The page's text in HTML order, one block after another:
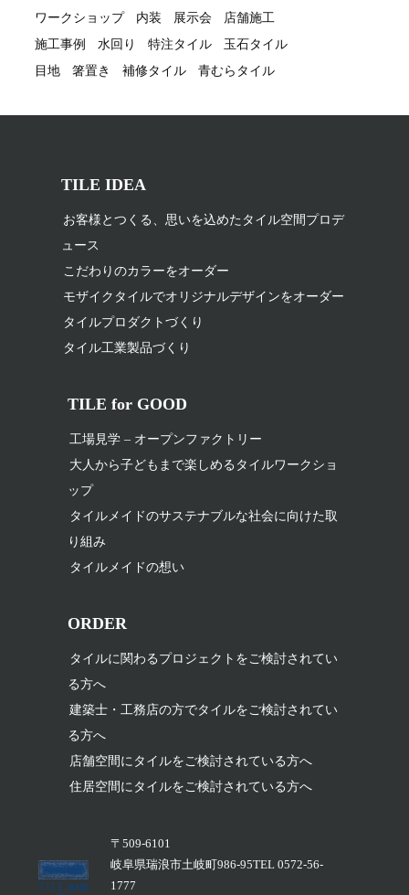
ワークショップ
内装 展示会
店舗施工
施工事例
水回り 特注タイル
玉石タイル
目地
箸置き 補修タイル 青むらタイル
TILE IDEA
お客様とつくる、思いを込めたタイル空間プロデ
ュース
こだわりのカラーをオーダー
モザイクタイルでオリジナルデザインをオーダー
タイルプロダクトづくり
タイル工業製品づくり
TILE for GOOD
工場見学 – オープンファクトリー
大人から子どもまで楽しめるタイルワークショ
ップ
タイルメイドのサステナブルな社会に向けた取
り組み
タイルメイドの想い
ORDER
タイルに関わるプロジェクトをご検討されてい
る方へ
建築士・工務店の方でタイルをご検討されてい
る方へ
店舗空間にタイルをご検討されている方へ
住居空間にタイルをご検討されている方へ
〒509-6101
岐阜県瑞浪市土岐町986-95TEL 0572-56-
1777